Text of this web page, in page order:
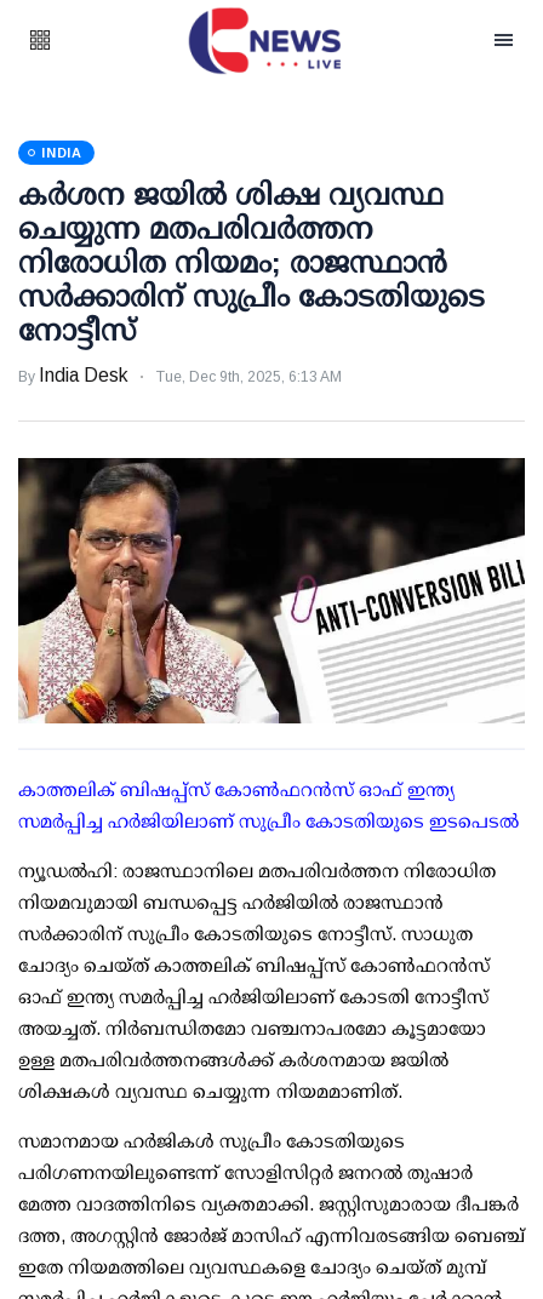
INDIA
കര്‍ശന ജയില്‍ ശിക്ഷ വ്യവസ്ഥ
ചെയ്യുന്ന മതപരിവര്‍ത്തന
നിരോധിത നിയമം; രാജസ്ഥാന്‍
സര്‍ക്കാരിന് സുപ്രീം കോടതിയുടെ
നോട്ടീസ്
By India Desk Tue, Dec 9th, 2025, 6:13 AM
കാത്തലിക് ബിഷപ്പ്‌സ് കോണ്‍ഫറന്‍സ് ഓഫ് ഇന്ത്യ
സമര്‍പ്പിച്ച ഹര്‍ജിയിലാണ് സുപ്രീം കോടതിയുടെ ഇടപെടല്‍
ന്യൂഡല്‍ഹി: രാജസ്ഥാനിലെ മതപരിവര്‍ത്തന നിരോധിത
നിയമവുമായി ബന്ധപ്പെട്ട ഹര്‍ജിയില്‍ രാജസ്ഥാന്‍
സര്‍ക്കാരിന് സുപ്രീം കോടതിയുടെ നോട്ടീസ്. സാധുത
ചോദ്യം ചെയ്ത് കാത്തലിക് ബിഷപ്പ്‌സ് കോണ്‍ഫറന്‍സ്
ഓഫ് ഇന്ത്യ സമര്‍പ്പിച്ച ഹര്‍ജിയിലാണ് കോടതി നോട്ടീസ്
അയച്ചത്. നിര്‍ബന്ധിതമോ വഞ്ചനാപരമോ കൂട്ടമായോ
ഉള്ള മതപരിവര്‍ത്തനങ്ങള്‍ക്ക് കര്‍ശനമായ ജയില്‍
ശിക്ഷകള്‍ വ്യവസ്ഥ ചെയ്യുന്ന നിയമമാണിത്.
സമാനമായ ഹര്‍ജികള്‍ സുപ്രീം കോടതിയുടെ
പരിഗണനയിലുണ്ടെന്ന് സോളിസിറ്റര്‍ ജനറല്‍ തുഷാര്‍
മേത്ത വാദത്തിനിടെ വ്യക്തമാക്കി. ജസ്റ്റിസുമാരായ ദീപങ്കര്‍
ദത്ത, അഗസ്റ്റിന്‍ ജോര്‍ജ് മാസിഹ് എന്നിവരടങ്ങിയ ബെഞ്ച്
ഇതേ നിയമത്തിലെ വ്യവസ്ഥകളെ ചോദ്യം ചെയ്ത് മുമ്പ്